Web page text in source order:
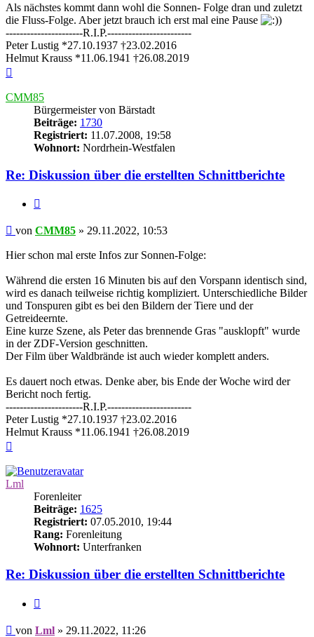
Als nächstes kommt dann wohl die Sonnen- Folge dran und zuletzt
die Fluss-Folge. Aber jetzt brauch ich erst mal eine Pause
----------------------R.I.P.------------------------
Peter Lustig *27.10.1937 †23.02.2016
Helmut Krauss *11.06.1941 †26.08.2019
CMM85
Bürgermeister von Bärstadt
Beiträge: 1730
Registriert: 11.07.2008, 19:58
Wohnort: Nordrhein-Westfalen
Re: Diskussion über die erstellten Schnittberichte
Beitrag
von CMM85 » 29.11.2022, 10:53
Hier schon mal erste Infos zur Sonnen-Folge:
Während die ersten 16 Minuten bis auf den Vorspann identisch sind,
wird es danach teilweise richtig kompliziert. Unterschiedliche Bilder
und Tonspuren gibt es bei den Bildern der Tiere und der
Getreideernte.
Eine kurze Szene, als Peter das brennende Gras "ausklopft" wurde
in der ZDF-Version geschnitten.
Der Film über Waldbrände ist auch wieder komplett anders.
Es dauert noch etwas. Denke aber, bis Ende der Woche wird der
Bericht noch fertig.
----------------------R.I.P.------------------------
Peter Lustig *27.10.1937 †23.02.2016
Helmut Krauss *11.06.1941 †26.08.2019
Lml
Forenleiter
Beiträge: 1625
Registriert: 07.05.2010, 19:44
Rang: Forenleitung
Wohnort: Unterfranken
Re: Diskussion über die erstellten Schnittberichte
Beitrag
von Lml » 29.11.2022, 11:26